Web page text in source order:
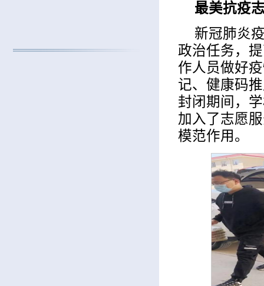
最美抗疫
新冠肺炎
政治任务，
作人员做好
记、健康码
封闭期间，
加入了志愿
模范作用。